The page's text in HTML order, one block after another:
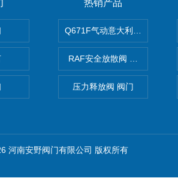
热销产品
Q671F气动意大利式薄型球阀
RAF安全放散阀 阀生产
压力释放阀 阀门
河南安野阀门有限公司 版权所有